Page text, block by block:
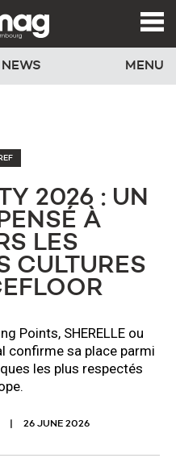
MENU
2026 : UN
À
LES
CULTURES
Points, SHERELLE ou
confirme sa place parmi
les plus respectés
26 JUNE 2026